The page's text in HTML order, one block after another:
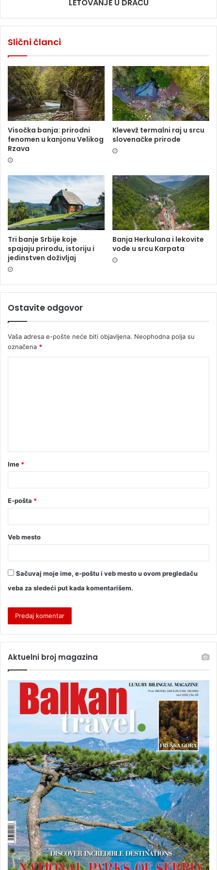
LETOVANJE U DRAČU
Slični članci
Visočka banja: prirodni
fenomen u kanjonu Velikog
Rzava
Klevevž termalni raj u srcu
slovenačke prirode
Tri banje Srbije koje
spajaju prirodu, istoriju i
jedinstven doživljaj
Banja Herkulana i lekovite
vode u srcu Karpata
Ostavite odgovor
Vaša adresa e-pošte neće biti objavljena. Neophodna polja su
označena *
Ime *
E-pošta *
Veb mesto
Sačuvaj moje ime, e-poštu i veb mesto u ovom pregledaču
veba za sledeći put kada komentarišem.
Aktuelni broj magazina